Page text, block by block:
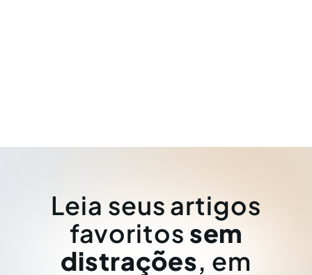
Leia seus artigos
favoritos sem
distrações, em